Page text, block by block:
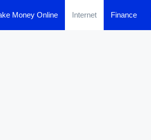
Money Online Internet Finance